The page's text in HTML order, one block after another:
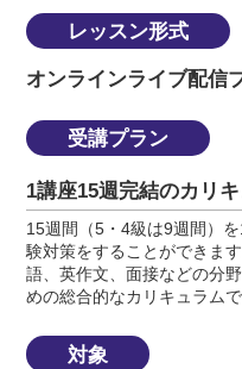
レッスン形式
オンラインライブ配信
受講プラン
1講座15週完結のカリ
15週間（5・4級は9週間）
験対策をすることができま
語、英作文、面接などの分
めの総合的なカリキュラムで
対象